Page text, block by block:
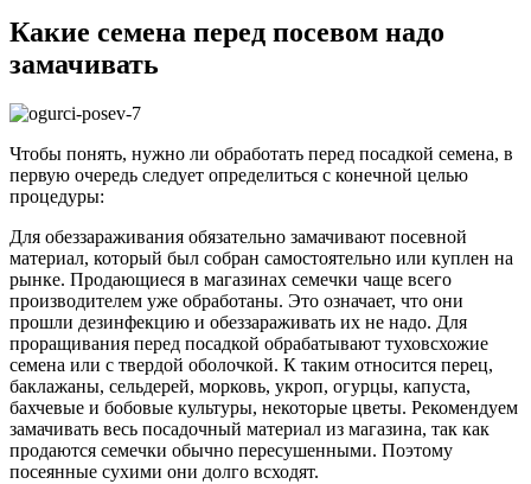
Какие семена перед посевом надо
замачивать
Чтобы понять, нужно ли обработать перед посадкой семена, в
первую очередь следует определиться с конечной целью
процедуры:
Для обеззараживания обязательно замачивают посевной
материал, который был собран самостоятельно или куплен на
рынке. Продающиеся в магазинах семечки чаще всего
производителем уже обработаны. Это означает, что они
прошли дезинфекцию и обеззараживать их не надо. Для
проращивания перед посадкой обрабатывают туховсхожие
семена или с твердой оболочкой. К таким относится перец,
баклажаны, сельдерей, морковь, укроп, огурцы, капуста,
бахчевые и бобовые культуры, некоторые цветы. Рекомендуем
замачивать весь посадочный материал из магазина, так как
продаются семечки обычно пересушенными. Поэтому
посеянные сухими они долго всходят.